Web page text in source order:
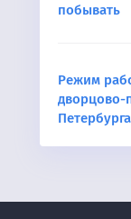
побывать
Режим
дворцово-